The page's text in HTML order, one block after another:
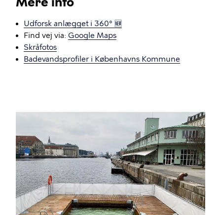
Udforsk anlægget i 360° 🆕
Find vej via: Google Maps
Skråfotos
Badevandsprofiler i Københavns Kommune